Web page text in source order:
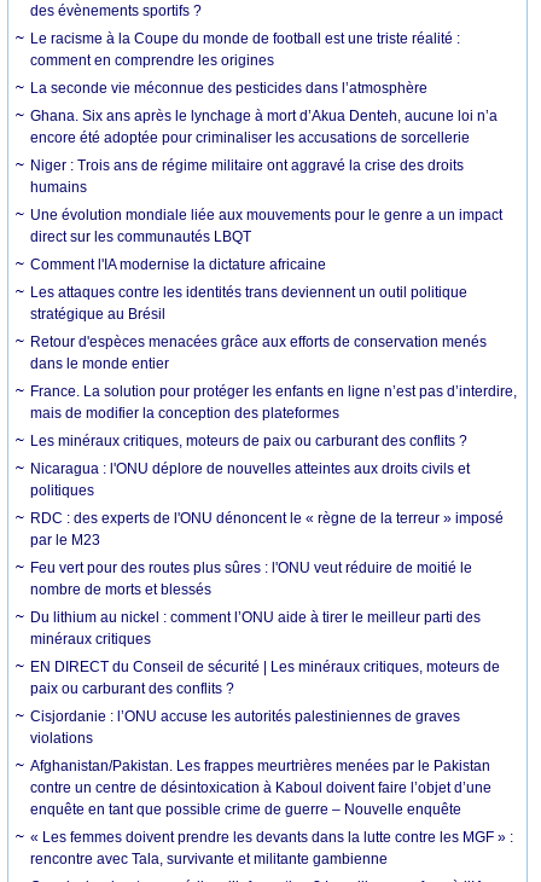
des évènements sportifs ?
Le racisme à la Coupe du monde de football est une triste réalité :
comment en comprendre les origines
La seconde vie méconnue des pesticides dans l’atmosphère
Ghana. Six ans après le lynchage à mort d’Akua Denteh, aucune loi n’a
encore été adoptée pour criminaliser les accusations de sorcellerie
Niger : Trois ans de régime militaire ont aggravé la crise des droits
humains
Une évolution mondiale liée aux mouvements pour le genre a un impact
direct sur les communautés LBQT
Comment l'IA modernise la dictature africaine
Les attaques contre les identités trans deviennent un outil politique
stratégique au Brésil
Retour d'espèces menacées grâce aux efforts de conservation menés
dans le monde entier
France. La solution pour protéger les enfants en ligne n’est pas d’interdire,
mais de modifier la conception des plateformes
Les minéraux critiques, moteurs de paix ou carburant des conflits ?
Nicaragua : l'ONU déplore de nouvelles atteintes aux droits civils et
politiques
RDC : des experts de l'ONU dénoncent le « règne de la terreur » imposé
par le M23
Feu vert pour des routes plus sûres : l'ONU veut réduire de moitié le
nombre de morts et blessés
Du lithium au nickel : comment l’ONU aide à tirer le meilleur parti des
minéraux critiques
EN DIRECT du Conseil de sécurité | Les minéraux critiques, moteurs de
paix ou carburant des conflits ?
Cisjordanie : l’ONU accuse les autorités palestiniennes de graves
violations
Afghanistan/Pakistan. Les frappes meurtrières menées par le Pakistan
contre un centre de désintoxication à Kaboul doivent faire l’objet d’une
enquête en tant que possible crime de guerre – Nouvelle enquête
« Les femmes doivent prendre les devants dans la lutte contre les MGF » :
rencontre avec Tala, survivante et militante gambienne